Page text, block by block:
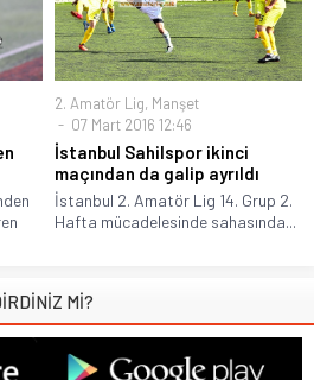
2. Amatör Lig, Manşet
07 Mart 2016 12:46
İstanbul Sahilspor ikinci
maçından da galip ayrıldı
İstanbul 2. Amatör Lig 14. Grup 2.
Hafta mücadelesinde sahasında...
Mİ?